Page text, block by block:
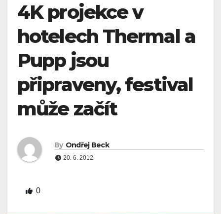
4K projekce v
hotelech Thermal a
Pupp jsou
připraveny, festival
může začít
By Ondřej Beck
20. 6. 2012
0